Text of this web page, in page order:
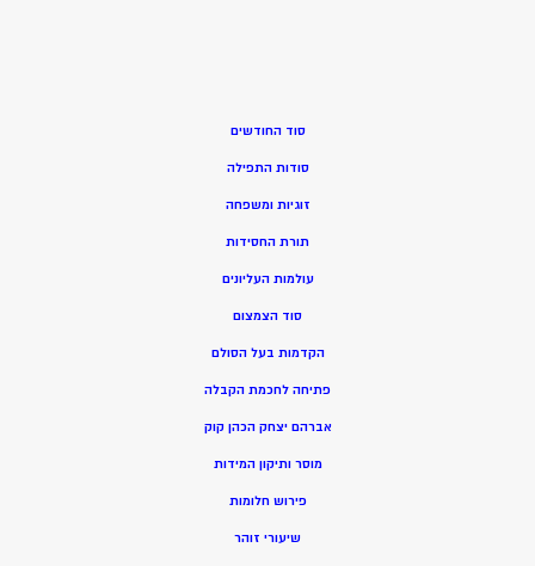
סוד החודשים
סודות התפילה
זוגיות ומשפחה
תורת החסידות
עולמות העליונים
סוד הצמצום
הקדמות בעל הסולם
פתיחה לחכמת הקבלה
אברהם יצחק הכהן קוק
מוסר ותיקון המידות
פירוש חלומות
שיעורי זוהר